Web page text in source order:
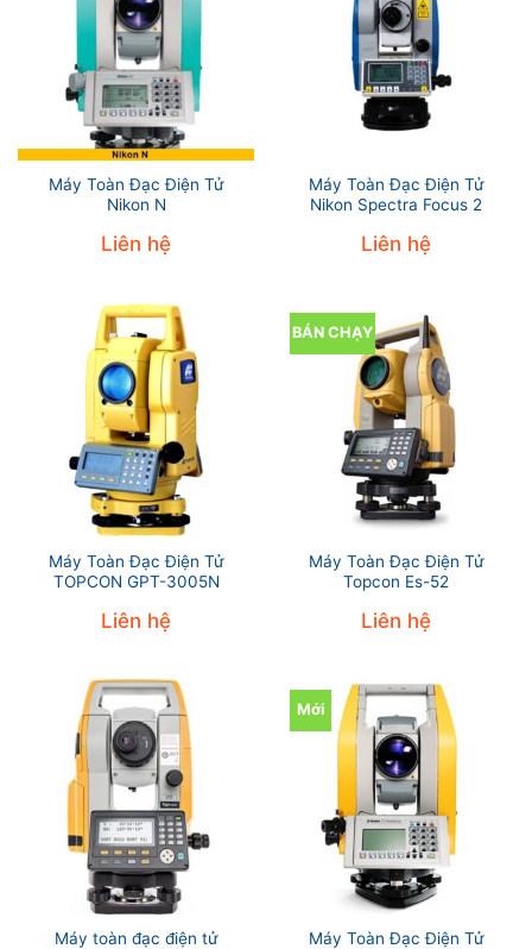
Máy Toàn Đạc Điện Tử
Nikon N
Liên hệ
Máy Toàn Đạc Điện Tử
Nikon Spectra Focus 2
Liên hệ
Máy Toàn Đạc Điện Tử
TOPCON GPT-3005N
Liên hệ
BÁN CHẠY
Máy Toàn Đạc Điện Tử
Topcon Es-52
Liên hệ
Máy toàn đạc điện tử
Mới
Máy Toàn Đạc Điện Tử